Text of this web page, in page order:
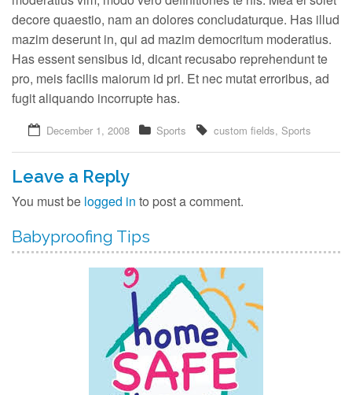
decore quaestio, nam an dolores concludaturque. Has illud
mazim deserunt in, qui ad mazim democritum moderatius.
Has essent sensibus id, dicant recusabo reprehendunt te
pro, meis facilis maiorum id pri. Et nec mutat erroribus, ad
fugit aliquando incorrupte has.
December 1, 2008 Sports custom fields, Sports
Leave a Reply
You must be logged in to post a comment.
Babyproofing Tips